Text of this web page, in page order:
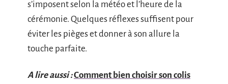
s’imposent selon la météo et l’heure de la
cérémonie. Quelques réflexes suffisent pour
éviter les pièges et donner à son allure la
touche parfaite.
A lire aussi :Comment bien choisir son colis